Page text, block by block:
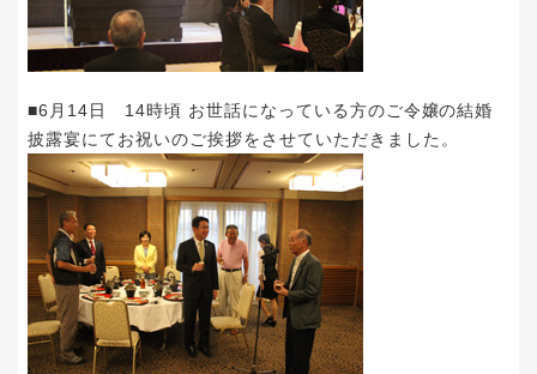
■6月14日 14時頃 お世話になっている方のご令嬢の結婚
披露宴にてお祝いのご挨拶をさせていただきました。